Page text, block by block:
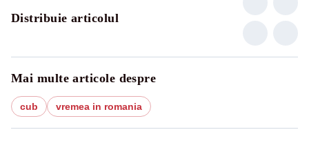
Distribuie articolul
Mai multe articole despre
cub vremea in romania